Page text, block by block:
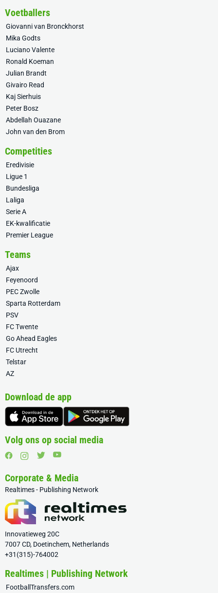
Voetballers
Giovanni van Bronckhorst
Mika Godts
Luciano Valente
Ronald Koeman
Julian Brandt
Givairo Read
Kaj Sierhuis
Peter Bosz
Abdellah Ouazane
John van den Brom
Competities
Eredivisie
Ligue 1
Bundesliga
Laliga
Serie A
EK-kwalificatie
Premier League
Teams
Ajax
Feyenoord
PEC Zwolle
Sparta Rotterdam
PSV
FC Twente
Go Ahead Eagles
FC Utrecht
Telstar
AZ
Download de app
Volg ons op social media
Corporate & Media
Realtimes - Publishing Network
Innovatieweg 20C
7007 CD, Doetinchem, Netherlands
+31(315)-764002
Realtimes | Publishing Network
FootballTransfers.com